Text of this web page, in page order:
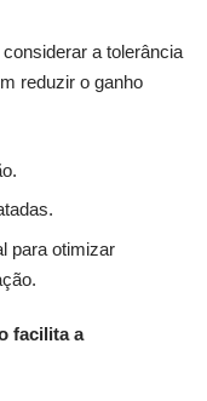
a tolerância
reduzir o ganho
para otimizar
facilita a